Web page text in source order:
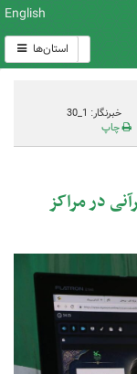
English
استان‌ها
خبرنگار: 1_30
چاپ
در مراکز